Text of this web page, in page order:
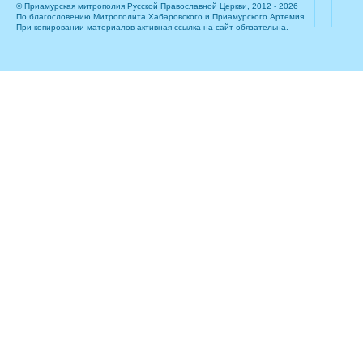
© Приамурская митрополия Русской Православной Церкви, 2012 - 2026
По благословению Митрополита Хабаровского и Приамурского Артемия.
При копировании материалов активная ссылка на сайт обязательна.